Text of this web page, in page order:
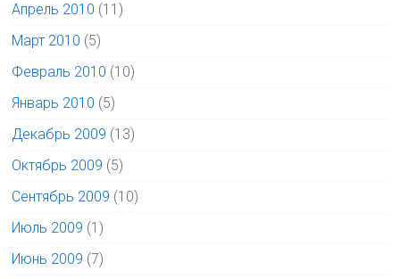
Апрель 2010 (11)
Март 2010 (5)
Февраль 2010 (10)
Январь 2010 (5)
Декабрь 2009 (13)
Октябрь 2009 (5)
Сентябрь 2009 (10)
Июль 2009 (1)
Июнь 2009 (7)